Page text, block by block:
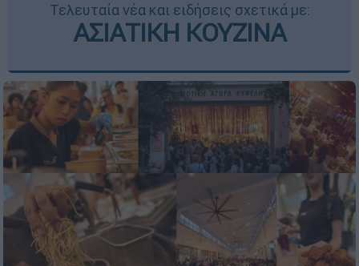
Τελευταία νέα και ειδήσεις σχετικά με:
ΑΣΙΑΤΙΚΗ ΚΟΥΖΙΝΑ